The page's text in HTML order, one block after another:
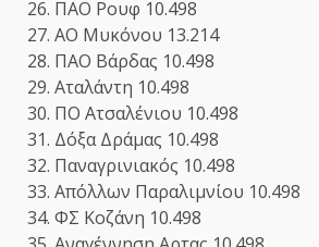
26. ΠΑΟ Ρουφ 10.498
27. ΑΟ Μυκόνου 13.214
28. ΠΑΟ Βάρδας 10.498
29. Αταλάντη 10.498
30. ΠΟ Ατσαλένιου 10.498
31. Δόξα Δράμας 10.498
32. Παναγρινιακός 10.498
33. Απόλλων Παραλιμνίου 10.498
34. ΦΣ Κοζάνη 10.498